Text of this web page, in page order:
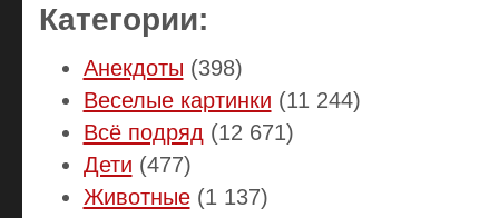
Категории:
Анекдоты (398)
Веселые картинки (11 244)
Всё подряд (12 671)
Дети (477)
Животные(1 137)